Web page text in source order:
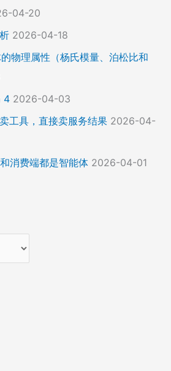
04-20
2026-04-18
物理属性（杨氏模量、泊松比和
4 2026-04-03
工具，直接卖服务结果 2026-04-
消费端都是智能体 2026-04-01